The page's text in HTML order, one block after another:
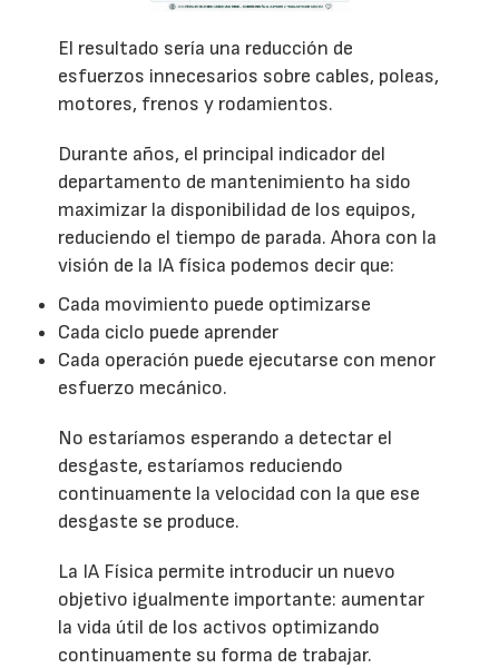
El resultado sería una reducción de
esfuerzos innecesarios sobre cables, poleas,
motores, frenos y rodamientos.
Durante años, el principal indicador del
departamento de mantenimiento ha sido
maximizar la disponibilidad de los equipos,
reduciendo el tiempo de parada. Ahora con la
visión de la IA física podemos decir que:
Cada movimiento puede optimizarse
Cada ciclo puede aprender
Cada operación puede ejecutarse con menor
esfuerzo mecánico.
No estaríamos esperando a detectar el
desgaste, estaríamos reduciendo
continuamente la velocidad con la que ese
desgaste se produce.
La IA Física permite introducir un nuevo
objetivo igualmente importante: aumentar
la vida útil de los activos optimizando
continuamente su forma de trabajar.